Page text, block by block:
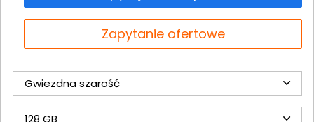
Zapytanie ofertowe
Gwiezdna szarość
128 GB